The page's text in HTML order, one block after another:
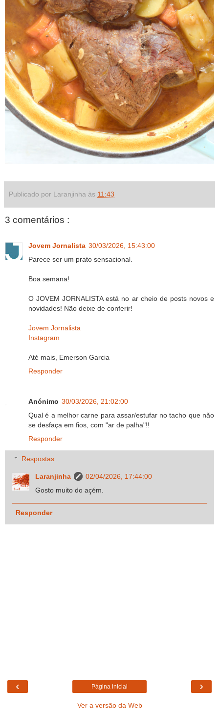
Publicado por Laranjinha às 11:43
3 comentários :
Jovem Jornalista 30/03/2026, 15:43:00
Parece ser um prato sensacional.
Boa semana!
O JOVEM JORNALISTA está no ar cheio de posts novos e
novidades! Não deixe de conferir!
Jovem Jornalista
Instagram
Até mais, Emerson Garcia
Responder
Anónimo 30/03/2026, 21:02:00
Qual é a melhor carne para assar/estufar no tacho que não
se desfaça em fios, com "ar de palha"!!
Responder
Respostas
Laranjinha
02/04/2026, 17:44:00
Gosto muito do açém.
Responder
‹ ›
Página inicial
Ver a versão da Web